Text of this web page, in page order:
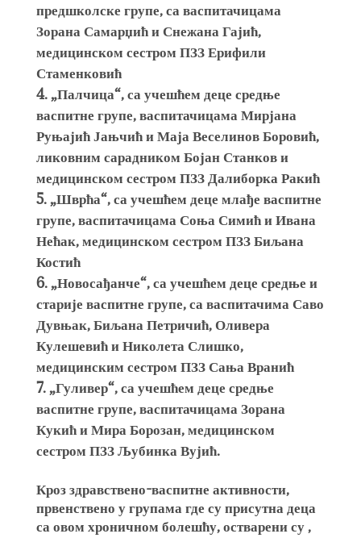
предшколске групе, са васпитачицама
Зорана Самарџић и Снежана Гајић,
медицинском сестром ПЗЗ Ерифили
Стаменковић
„Палчица“, са учешћем деце средње
васпитне групе, васпитачицама Мирјана
Руњајић Јањчић и Маја Веселинов Боровић,
ликовним сарадником Бојан Станков и
медицинском сестром ПЗЗ Далиборка Ракић
„Шврћа“, са учешћем деце млађе васпитне
групе, васпитачицама Соња Симић и Ивана
Нећак, медицинском сестром ПЗЗ Биљана
Костић
„Новосађанче“, са учешћем деце средње и
старије васпитне групе, са васпитачима Саво
Дувњак, Биљана Петричић, Оливера
Кулешевић и Николета Слишко,
медицинским сестром ПЗЗ Сања Вранић
„Гуливер“, са учешћем деце средње
васпитне групе, васпитачицама Зорана
Кукић и Мира Борозан, медицинском
сестром ПЗЗ Љубинка Вујић.
Кроз здравствено-васпитне активности,
првенствено у групама где су присутна деца
са овом хроничном болешћу, остварени су ,